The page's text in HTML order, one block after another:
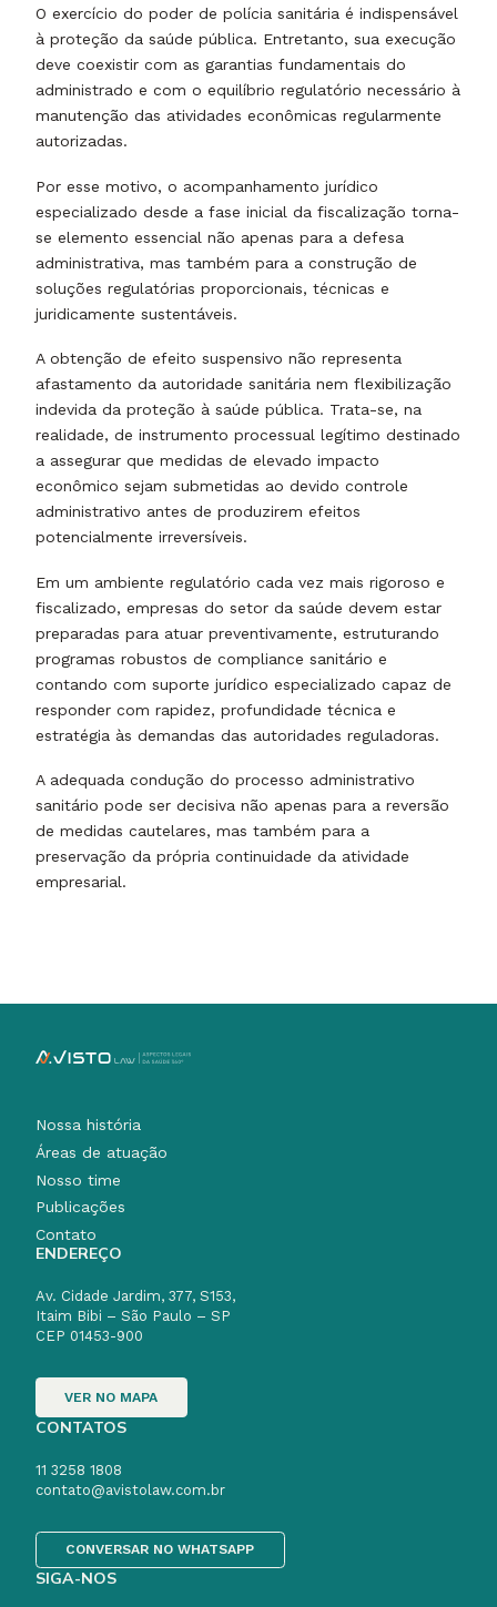
O exercício do poder de polícia sanitária é indispensável
à proteção da saúde pública. Entretanto, sua execução
deve coexistir com as garantias fundamentais do
administrado e com o equilíbrio regulatório necessário à
manutenção das atividades econômicas regularmente
autorizadas.
Por esse motivo, o acompanhamento jurídico
especializado desde a fase inicial da fiscalização torna-
se elemento essencial não apenas para a defesa
administrativa, mas também para a construção de
soluções regulatórias proporcionais, técnicas e
juridicamente sustentáveis.
A obtenção de efeito suspensivo não representa
afastamento da autoridade sanitária nem flexibilização
indevida da proteção à saúde pública. Trata-se, na
realidade, de instrumento processual legítimo destinado
a assegurar que medidas de elevado impacto
econômico sejam submetidas ao devido controle
administrativo antes de produzirem efeitos
potencialmente irreversíveis.
Em um ambiente regulatório cada vez mais rigoroso e
fiscalizado, empresas do setor da saúde devem estar
preparadas para atuar preventivamente, estruturando
programas robustos de compliance sanitário e
contando com suporte jurídico especializado capaz de
responder com rapidez, profundidade técnica e
estratégia às demandas das autoridades reguladoras.
A adequada condução do processo administrativo
sanitário pode ser decisiva não apenas para a reversão
de medidas cautelares, mas também para a
preservação da própria continuidade da atividade
empresarial.
Nossa história
Áreas de atuação
Nosso time
Publicações
Contato
ENDEREÇO
Av. Cidade Jardim, 377, S153,
Itaim Bibi – São Paulo – SP
CEP 01453-900
VER NO MAPA
CONTATOS
11 3258 1808
contato@avistolaw.com.br
CONVERSAR NO WHATSAPP
SIGA-NOS